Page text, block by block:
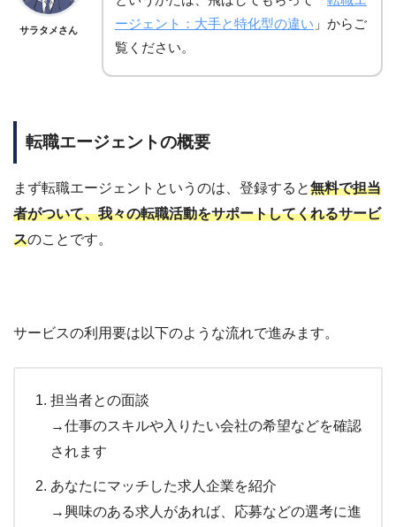
サラタメさん
ージェント：大手と特化型の違い 」からご
覧ください。
転職エージェントの概要
まず転職エージェントというのは、 登録すると無料で担当
者がついて、我々の転職活動をサポートしてくれるサービ
スのことです。
サービスの利用要は以下のような流れで進みます。
担当者との面談
→仕事のスキルや入りたい会社の希望などを確認
されます
あなたにマッチした求人企業を紹介
→興味のある求人があれば、応募などの選考に進